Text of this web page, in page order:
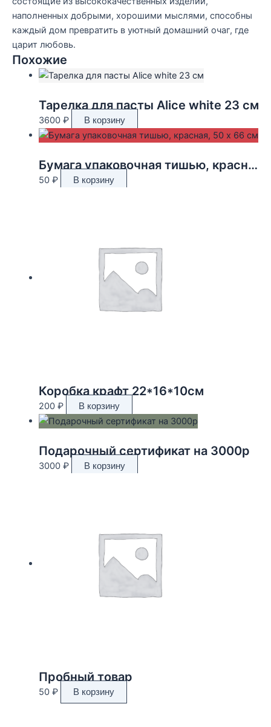
наполненных добрыми, хорошими мыслями, способны
каждый дом превратить в уютный домашний очаг, где
царит любовь.
Похожие
Тарелка для пасты Alice white 23 см
3600 ₽ В корзину
Бумага упаковочная тишью, красная, 50 х 66 см
50 ₽ В корзину
Коробка крафт 22*16*10см
200 ₽ В корзину
Подарочный сертификат на 3000р
3000 ₽ В корзину
Пробный товар
50 ₽ В корзину